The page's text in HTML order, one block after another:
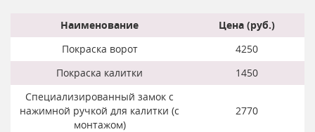
Наименование
Цена (руб.)
Покраска ворот
4250
Покраска калитки
1450
Специализированный замок с
нажимной ручкой для калитки (с
монтажом)
2770